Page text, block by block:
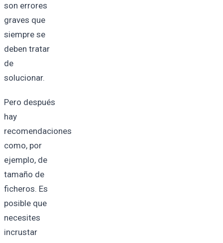
son errores
graves que
siempre se
deben tratar
de
solucionar.
Pero después
hay
recomendaciones
como, por
ejemplo, de
tamaño de
ficheros. Es
posible que
necesites
incrustar